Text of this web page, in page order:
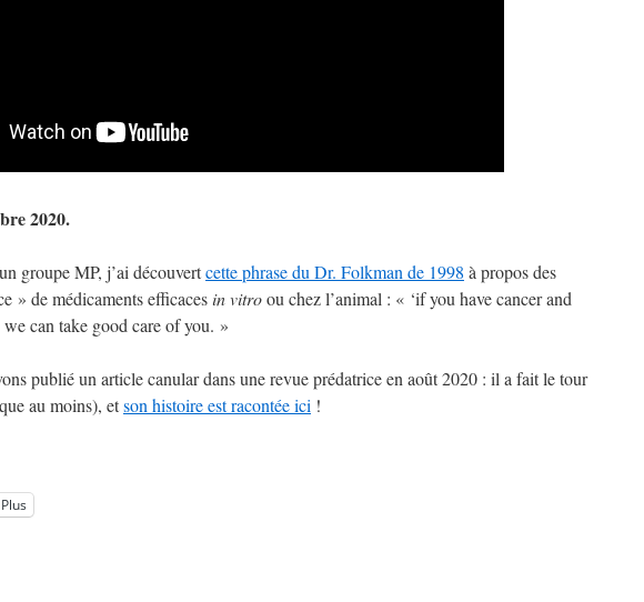
2020.
groupe MP, j’ai découvertcette phrase du Dr. Folkman de 1998 à propos des
» de médicaments efficacesin vitroou chez l’animal : « ‘if you have cancer and
we can take good care of you. »
publié un article canular dans une revue prédatrice en août 2020 : il a fait le tour
au moins), etson histoire est racontée ici !
Plus